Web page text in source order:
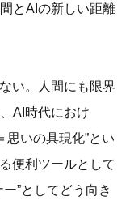
とAIの新しい距離
い。人間にも限界
AI時代におけ
思いの具現化”とい
便利ツールとして
”としてどう向き